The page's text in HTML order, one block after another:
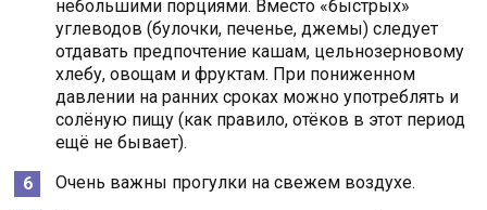
небольшими порциями. Вместо «быстрых»
углеводов (булочки, печенье, джемы) следует
отдавать предпочтение кашам, цельнозерновому
хлебу, овощам и фруктам. При пониженном
давлении на ранних сроках можно употреблять и
солёную пищу (как правило, отёков в этот период
ещё не бывает).
Очень важны прогулки на свежем воздухе.